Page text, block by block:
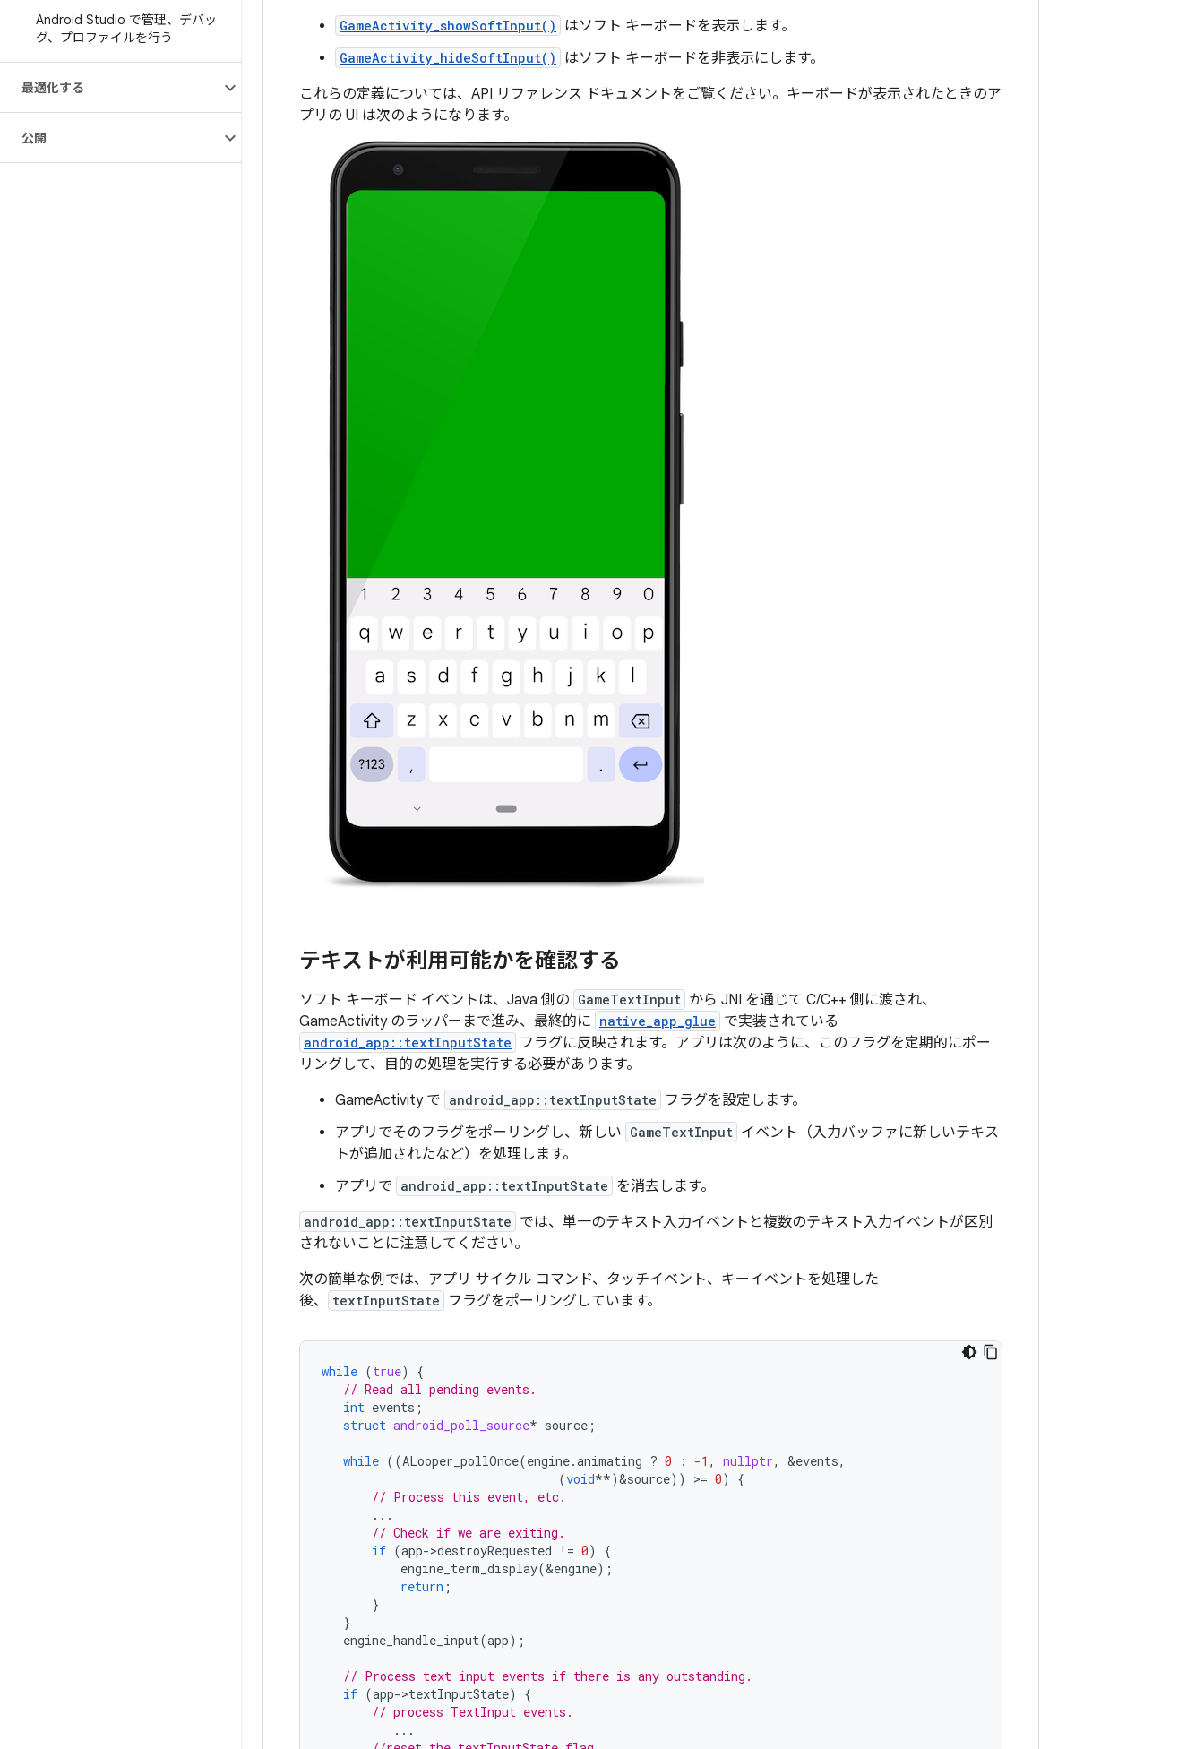
Android Studio で管理、デバッ
グ、プロファイルを行う
最適化する
公開
GameActivity_showSoftInput() はソフト キーボードを表示します。
GameActivity_hideSoftInput()
はソフト キーボードを非表示にします。
これらの定義については、API リファレンス ドキュメントをご覧ください。キーボードが表示されたときのア
プリの UI は次のようになります。
テキストが利用可能かを確認する
ソフト キーボード イベントは、Java 側の GameTextInput から JNI を通じて C/C++ 側に渡され、
GameActivity のラッパーまで進み、最終的に native_app_glue で実装されている
android_app::textInputState
フラグに反映されます。アプリは次のように、このフラグを定期的にポー
リングして、目的の処理を実行する必要があります。
GameActivity で android_app::textInputState
フラグを設定します。
アプリでそのフラグをポーリングし、新しい GameTextInput イベント（入力バッファに新しいテキス
トが追加されたなど）を処理します。
アプリで android_app::textInputState を消去します。
android_app::textInputState では、単一のテキスト入力イベントと複数のテキスト入力イベントが区別
されないことに注意してください。
次の簡単な例では、アプリ サイクル コマンド、タッチイベント、キーイベントを処理した
後、
textInputState フラグをポーリングしています。
while (true)
{
// Read all pending events.
int events ;
struct android_poll_source* source ;
while ((ALooper_pollOnce(engine.animating ? 0 : -1 , nullptr, &events,
(void**)&source)) >= 0)
{
// Process this event, etc.
...
// Check if we are exiting.
if (app->destroyRequested != 0)
{
engine_term_display(&engine);
return ;
}
}
engine_handle_input(app);
// Process text input events if there is any outstanding.
if (app->textInputState)
{
// process TextInput events.
...